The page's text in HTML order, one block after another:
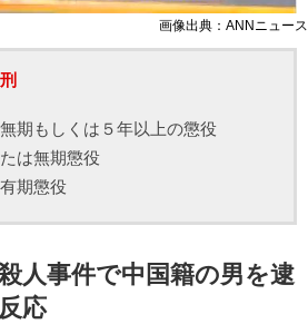
画像出典：ANNニュース
期もしくは５年以上の懲役
は無期懲役
期懲役
人事件で中国籍の男を逮
応